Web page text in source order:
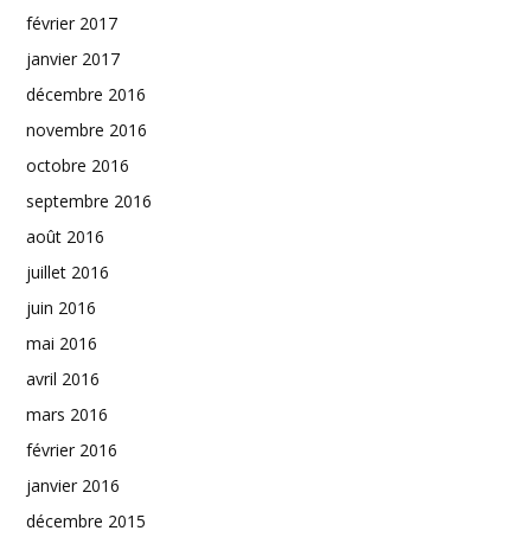
février 2017
janvier 2017
décembre 2016
novembre 2016
octobre 2016
septembre 2016
août 2016
juillet 2016
juin 2016
mai 2016
avril 2016
mars 2016
février 2016
janvier 2016
décembre 2015